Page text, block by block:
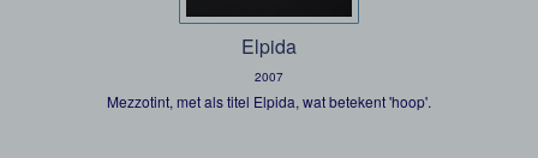
Elpida
2007
Mezzotint, met als titel Elpida, wat betekent 'hoop'.